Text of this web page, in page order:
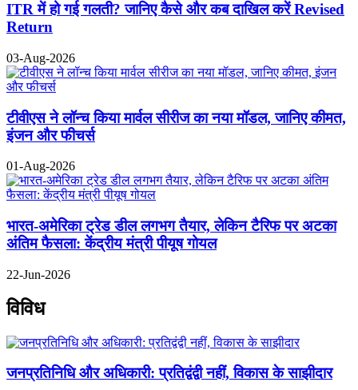
ITR में हो गई गलती? जानिए कैसे और कब दाखिल करें Revised
Return
03-Aug-2026
टीवीएस ने लॉन्च किया मार्वल सीरीज का नया मॉडल, जानिए कीमत,
इंजन और फीचर्स
01-Aug-2026
भारत-अमेरिका ट्रेड डील लगभग तैयार, लेकिन टैरिफ पर अटका
अंतिम फैसला: केंद्रीय मंत्री पीयूष गोयल
22-Jun-2026
विविध
जनप्रतिनिधि और अधिकारी: प्रतिद्वंद्वी नहीं, विकास के साझीदार